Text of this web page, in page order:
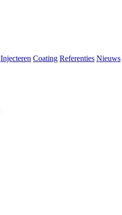
Injecteren Coating Referenties Nieuws